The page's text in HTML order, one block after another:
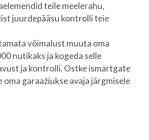
teile meelerahu,
juurdepääsu kontrolli teie
võimalust muuta oma
nutikaks ja kogeda selle
ja kontrolli. Ostke ismartgate
oma garaažiukse avaja järgmisele